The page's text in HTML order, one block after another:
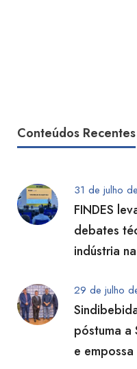
Conteúdos Recentes
31 de julho
FINDES
debates
indústria
29 de julho
póstuma a
e